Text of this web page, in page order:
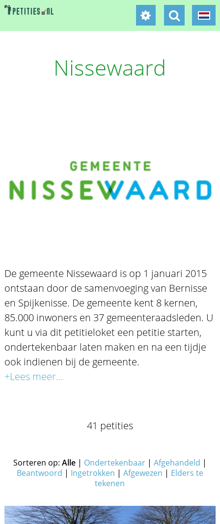
Nissewaard
De gemeente Nissewaard is op 1 januari 2015
ontstaan door de samenvoeging van Bernisse
en Spijkenisse. De gemeente kent 8 kernen,
85.000 inwoners en 37 gemeenteraadsleden. U
kunt u via dit petitieloket een petitie starten,
ondertekenbaar laten maken en na een tijdje
ook indienen bij de gemeente.
+Lees meer...
41 petities
Sorteren op: Alle| Ondertekenbaar| Afgehandeld |
Beantwoord | Ingetrokken | Afgewezen | Elders te
tekenen